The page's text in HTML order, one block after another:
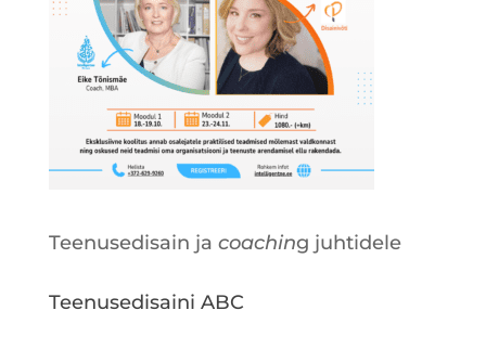
Teenusedisain ja coaching juhtidele
Teenusedisaini ABC